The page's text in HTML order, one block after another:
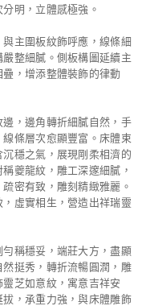
明，立體感極強。
主圍板紋飾呼應，線條細
整細膩。側板構圖延續主
，增添整體裝飾的律動
，邊角轉折細膩自然，手
條層次愈顯豐富。床體束
穩之氣，展現剛柔相濟的
夔龍紋，雕工深邃細膩，
密有致，雕刻精緻雅麗。
虛實相生，營造出祥瑞靈
稱穩妥，端莊大方，盡顯
挺秀，轉折流暢圓潤，雕
芝如意紋，寓意吉祥安
，承重力強，與床體雕飾